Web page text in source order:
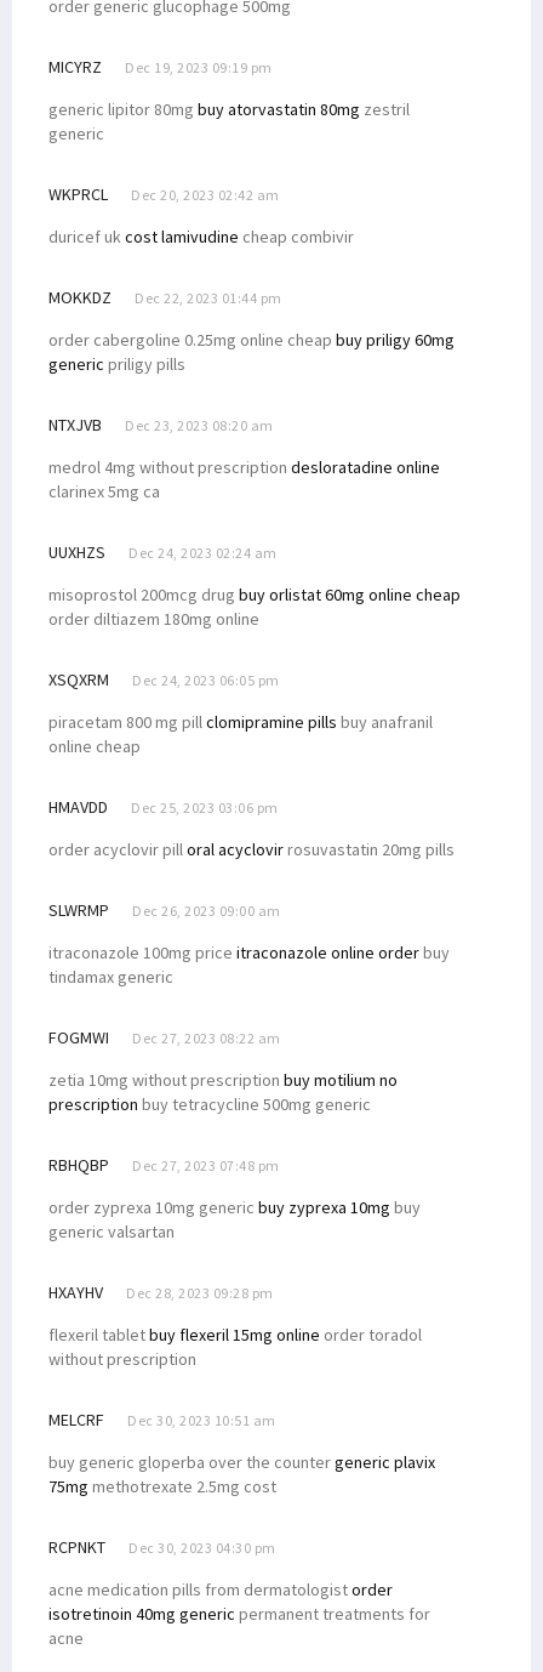
order generic glucophage 500mg
MICYRZ Dec 19, 2023 09:19 pm
generic lipitor 80mg buy atorvastatin 80mg zestril
generic
WKPRCL Dec 20, 2023 02:42 am
duricef ukcost lamivudine cheap combivir
MOKKDZ Dec 22, 2023 01:44 pm
order cabergoline 0.25mg online cheap buy priligy 60mg
generic priligy pills
NTXJVB Dec 23, 2023 08:20 am
medrol 4mg without prescription desloratadine online
clarinex 5mg ca
UUXHZS Dec 24, 2023 02:24 am
misoprostol 200mcg drug buy orlistat 60mg online cheap
order diltiazem 180mg online
XSQXRM Dec 24, 2023 06:05 pm
piracetam 800 mg pillclomipramine pills buy anafranil
online cheap
HMAVDD Dec 25, 2023 03:06 pm
order acyclovir pilloral acyclovirrosuvastatin 20mg pills
SLWRMP Dec 26, 2023 09:00 am
itraconazole 100mg price itraconazole online orderbuy
tindamax generic
FOGMWI Dec 27, 2023 08:22 am
zetia 10mg without prescription buy motilium no
prescription buy tetracycline 500mg generic
RBHQBP Dec 27, 2023 07:48 pm
order zyprexa 10mg generic buy zyprexa 10mg buy
generic valsartan
HXAYHV Dec 28, 2023 09:28 pm
flexeril tabletbuy flexeril 15mg online order toradol
without prescription
MELCRF Dec 30, 2023 10:51 am
buy generic gloperba over the countergeneric plavix
75mg methotrexate 2.5mg cost
RCPNKT Dec 30, 2023 04:30 pm
acne medication pills from dermatologistorder
isotretinoin 40mg generic permanent treatments for
acne